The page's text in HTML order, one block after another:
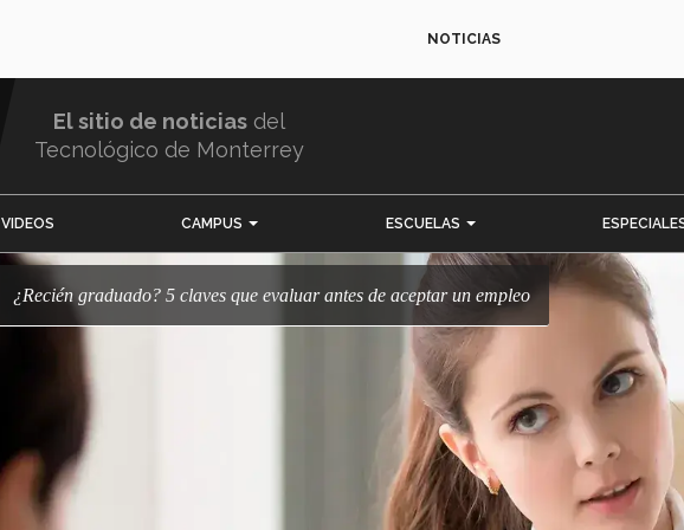
NOTICIAS
El sitio de noticias del
Tecnológico de Monterrey
VIDEOS CAMPUS ESCUELAS
¿Recién graduado? 5 claves que evaluar antes de aceptar un empleo